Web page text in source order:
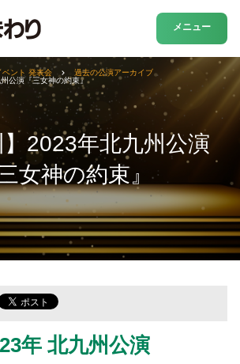
メニュー
】2023年北九州公演
三女神の約束』
ベント 発表会
過去の公演アーカイブ
公演『三女神の約束』
年 北九州公演